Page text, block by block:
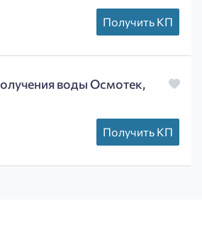
Получить КП
воды Осмотек,
Получить КП